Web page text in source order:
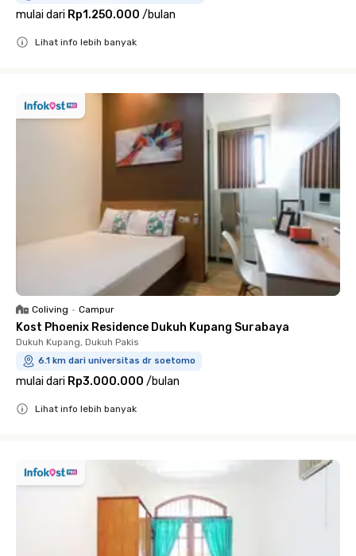
mulai dari Rp1.250.000 /bulan
Lihat info lebih banyak
Coliving • Campur
Kost Phoenix Residence Dukuh Kupang Surabaya
Dukuh Kupang, Dukuh Pakis
6.1 km dari universitas dr soetomo
mulai dari Rp3.000.000 /bulan
Lihat info lebih banyak